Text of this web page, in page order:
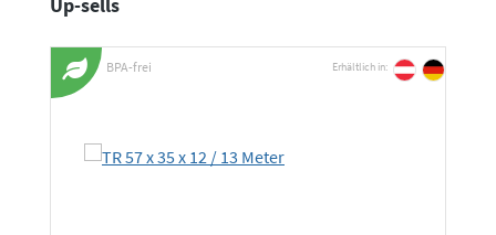
Up-sells
BPA-frei Erhältlich in: